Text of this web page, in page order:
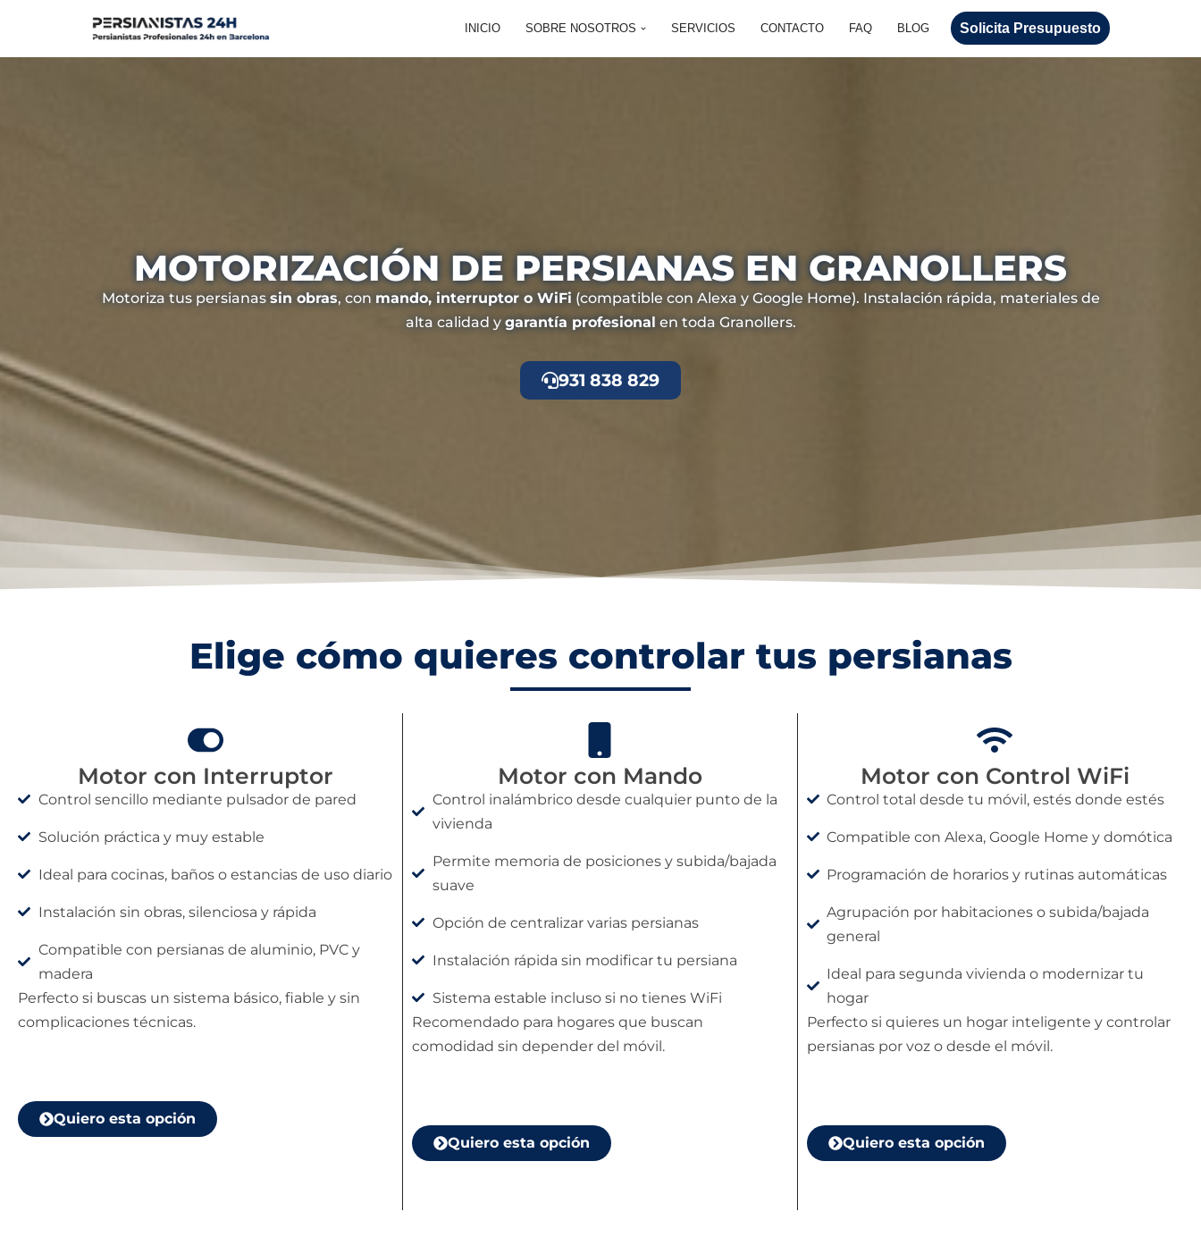
INICIO SOBRE NOSOTROS SERVICIOS CONTACTO FAQ BLOG Solicita Presupuesto
MOTORIZACIÓN DE PERSIANAS EN GRANOLLERS
Motoriza tus persianas sin obras, con mando, interruptor o WiFi (compatible con Alexa y Google Home). Instalación rápida, materiales de
alta calidad y garantía profesional en toda Granollers.
931 838 829
Elige cómo quieres controlar tus persianas
Motor con Interruptor
Control sencillo mediante pulsador de pared
Solución práctica y muy estable
Ideal para cocinas, baños o estancias de uso diario
Instalación sin obras, silenciosa y rápida
Compatible con persianas de aluminio, PVC y
madera
Perfecto si buscas un sistema básico, fiable y sin
complicaciones técnicas.
Quiero esta opción
Motor con Mando
Control inalámbrico desde cualquier punto de la
vivienda
Permite memoria de posiciones y subida/bajada
suave
Opción de centralizar varias persianas
Instalación rápida sin modificar tu persiana
Sistema estable incluso si no tienes WiFi
Recomendado para hogares que buscan
comodidad sin depender del móvil.
Quiero esta opción
Motor con Control WiFi
Control total desde tu móvil, estés donde estés
Compatible con Alexa, Google Home y domótica
Programación de horarios y rutinas automáticas
Agrupación por habitaciones o subida/bajada
general
Ideal para segunda vivienda o modernizar tu
hogar
Perfecto si quieres un hogar inteligente y controlar
persianas por voz o desde el móvil.
Quiero esta opción